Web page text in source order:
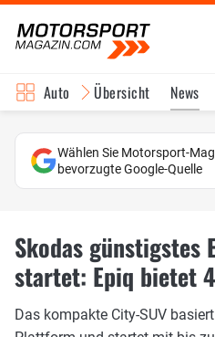
Auto Übersicht News
Wählen Sie Motorsport-
bevorzugte Google-Quelle
Skodas günstigstes
startet: Epiq bietet
Das kompakte City-SUV